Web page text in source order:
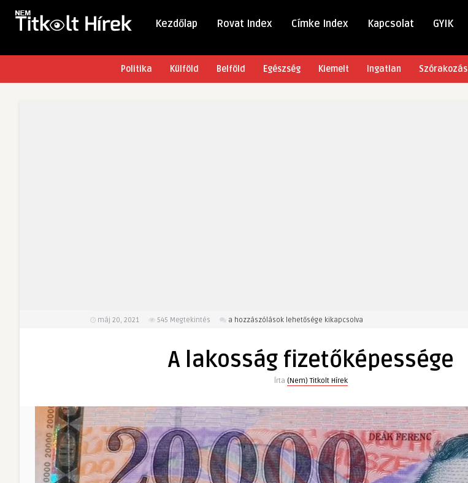
Kezdőlap Rovat Index Címke Index Kapcsolat GYIK
Politika Külföld Belföld Egészség Kiemelt Ingatlan Szórakozás
máj 20, 2021 545 Megtekintés
A
bejegyzéshez
a hozzászólások lehetősége kikapcsolva
A lakosság fizetőképessége
Írta (Nem) Titkolt Hírek